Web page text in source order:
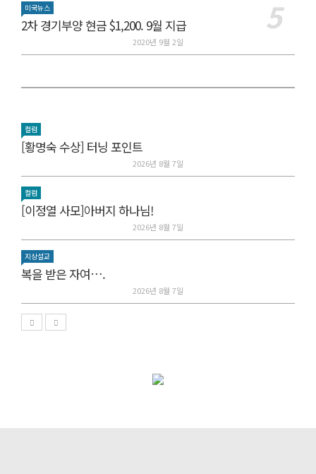
미국뉴스
2차 경기부양 현금 $1,200. 9월 지급
2020년 9월 2일
컬럼
[황명숙 수상] 터닝 포인트
2026년 8월 7일
컬럼
[이정열 사모]아버지 하나님!
2026년 8월 7일
지상설교
복을 받은 자여….
2026년 8월 7일